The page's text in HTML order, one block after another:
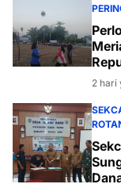
2 hari